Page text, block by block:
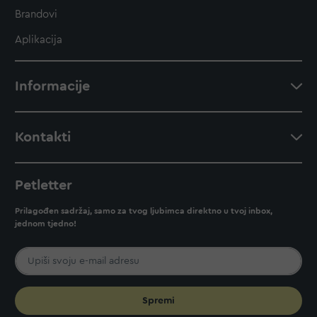
Brandovi
Aplikacija
Informacije
Kontakti
Petletter
Prilagođen sadržaj, samo za tvog ljubimca direktno u tvoj inbox,
jednom tjedno!
Spremi